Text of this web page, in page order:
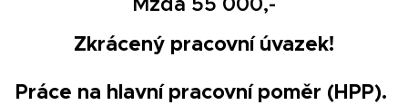
Zkrácený pracovní úvazek!
Práce na hlavní pracovní poměr (HPP).